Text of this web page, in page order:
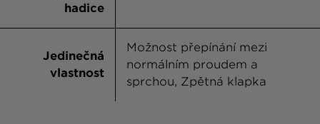
hadice
Jedinečná
vlastnost
Možnost přepínání mezi
normálním proudem a
sprchou, Zpětná klapka